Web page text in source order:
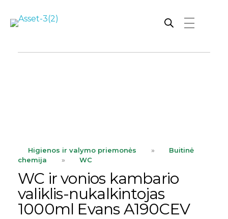
Higienos ir valymo priemonės »
Buitinė
chemija
» WC
WC ir vonios kambario
valiklis-nukalkintojas
1000ml Evans A190CEV